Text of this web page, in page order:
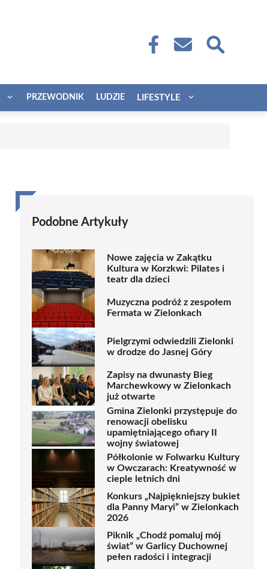
PRZEWODNIK LUDZIE LIFESTYLE
Podobne Artykuły
Nowe zajęcia w Zakątku
Kultura w Korzkwi: Pilates i
teatr dla dzieci
Muzyczna podróż z zespołem
Fermata w Zielonkach
Pielgrzymi odwiedzili Zielonki
w drodze do Jasnej Góry
Zapisy na dwunasty Bieg
Marchewkowy w Zielonkach
już otwarte
Gmina Zielonki przystępuje do
renowacji obelisku
upamiętniającego ofiary II
wojny światowej
Półkolonie w Folwarku Kultury
w Owczarach: Kreatywność w
cieple letnich dni
Konkurs „Najpiękniejszy bukiet
dla Panny Maryi” w Zielonkach
2026
Piknik „Chodź pomaluj mój
świat” w Garlicy Duchownej
pełen radości i integracji